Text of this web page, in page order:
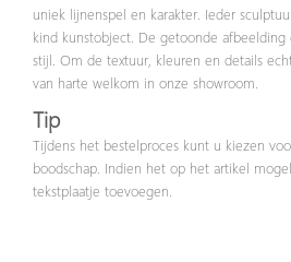
uniek lijnenspel en karakter. Ieder
kind kunstobject. De getoonde
stijl. Om de textuur, kleuren en details
van harte welkom in onze showroom.
Tip
Tijdens het bestelproces kunt u kiezen
boodschap. Indien het op het artikel
tekstplaatje toevoegen.